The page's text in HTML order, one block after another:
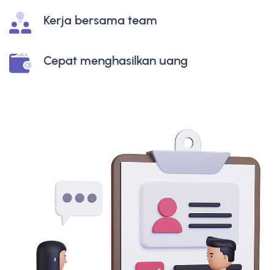
Kerja bersama team
Cepat menghasilkan uang